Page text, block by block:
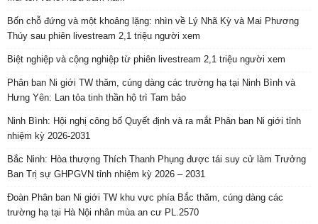
Bốn chỗ đứng và một khoảng lặng: nhìn về Lý Nhã Kỳ và Mai Phương
Thúy sau phiên livestream 2,1 triệu người xem
Biệt nghiệp và cộng nghiệp từ phiên livestream 2,1 triệu người xem
Phân ban Ni giới TW thăm, cúng dàng các trường hạ tại Ninh Bình và
Hưng Yên: Lan tỏa tinh thần hộ trì Tam bảo
Ninh Bình: Hội nghị công bố Quyết định và ra mắt Phân ban Ni giới tỉnh
nhiệm kỳ 2026-2031
Bắc Ninh: Hòa thượng Thích Thanh Phụng được tái suy cử làm Trưởng
Ban Trị sự GHPGVN tỉnh nhiệm kỳ 2026 – 2031
Đoàn Phân ban Ni giới TW khu vực phía Bắc thăm, cúng dàng các
trường hạ tại Hà Nội nhân mùa an cư PL.2570